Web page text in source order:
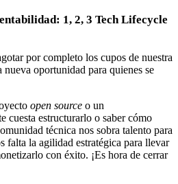
1, 2, 3 Tech Lifecycle
por completo los cupos de nuestra
oportunidad para quienes se
open source o un
cuesta estructurarlo o saber cómo
técnica nos sobra talento para
falta la agilidad estratégica para llevar
con éxito. ¡Es hora de cerrar